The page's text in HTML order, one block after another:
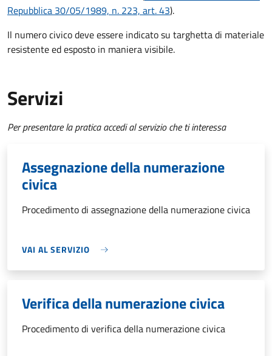
Repubblica 30/05/1989, n. 223, art. 43).
Il numero civico deve essere indicato su targhetta di materiale
resistente ed esposto in maniera visibile.
Servizi
Per presentare la pratica accedi al servizio che ti interessa
Assegnazione della numerazione
civica
Procedimento di assegnazione della numerazione civica
VAI AL SERVIZIO
Verifica della numerazione civica
Procedimento di verifica della numerazione civica